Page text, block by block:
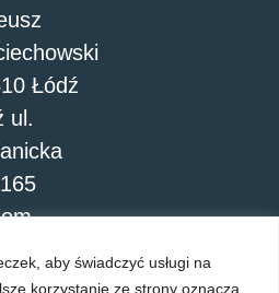
aby świadczyć usługi na
korzystanie ze strony oznacza,
Łódź
ul.